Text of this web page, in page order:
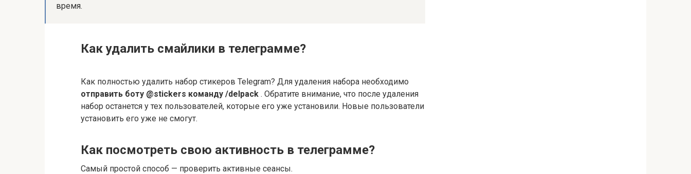
время.
Как удалить смайлики в телеграмме?
Как полностью удалить набор стикеров Telegram? Для удаления набора необходимо
отправить боту @stickers команду /delpack . Обратите внимание, что после удаления
набор останется у тех пользователей, которые его уже установили. Новые пользователи
установить его уже не смогут.
Как посмотреть свою активность в телеграмме?
Самый простой способ — проверить активные сеансы.